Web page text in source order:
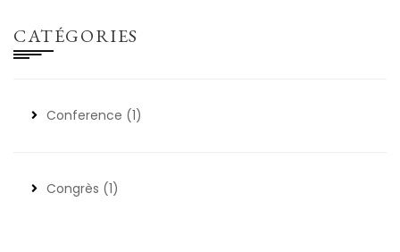
CATÉGORIES
Conference (1)
Congrès (1)